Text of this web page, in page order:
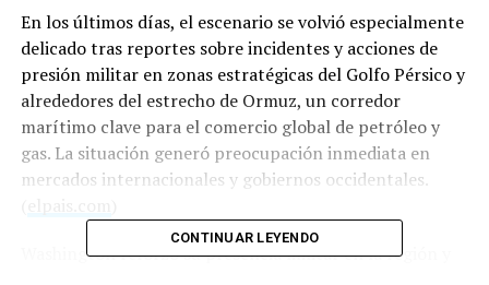
En los últimos días, el escenario se volvió especialmente
delicado tras reportes sobre incidentes y acciones de
presión militar en zonas estratégicas del Golfo Pérsico y
alrededores del estrecho de Ormuz, un corredor
marítimo clave para el comercio global de petróleo y
gas. La situación generó preocupación inmediata en
mercados internacionales y gobiernos occidentales.
Washington reforzó su presencia militar en la región y
CONTINUAR LEYENDO